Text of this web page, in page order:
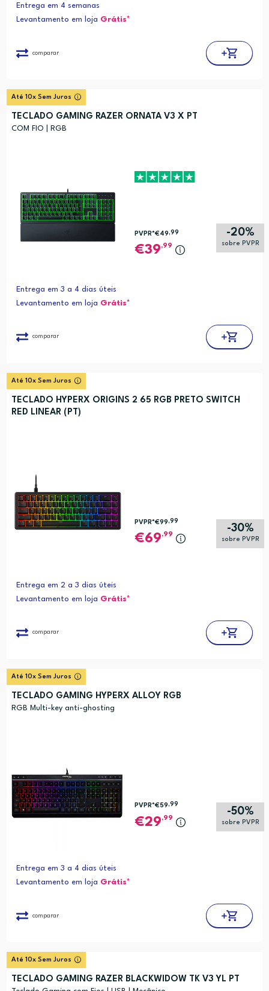
Entrega em 4 semanas
Levantamento em loja Grátis*
comparar
Até 10x Sem Juros
TECLADO GAMING RAZER ORNATA V3 X PT
COM FIO | RGB
-20%
sobre PVPR
PVPR*€49,99
39,99
Entrega em 3 a 4 dias úteis
Levantamento em loja Grátis*
comparar
Até 10x Sem Juros
TECLADO HYPERX ORIGINS 2 65 RGB PRETO SWITCH
RED LINEAR (PT)
-30%
sobre PVPR
PVPR*€99 ,99
69,99
Entrega em 2 a 3 dias úteis
Levantamento em loja Grátis*
comparar
Até 10x Sem Juros
TECLADO GAMING HYPERX ALLOY RGB
RGB Multi-key anti-ghosting
-50%
sobre PVPR
PVPR*€59,99
29,99
Entrega em 3 a 4 dias úteis
Levantamento em loja Grátis*
comparar
Até 10x Sem Juros
TECLADO GAMING RAZER BLACKWIDOW TK V3 YL PT